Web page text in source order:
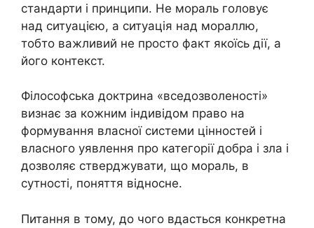
стандарти і принципи. Не мораль головує
над ситуацією, а ситуація над мораллю,
тобто важливий не просто факт якоїсь дії, а
його контекст.
Філософська доктрина «вседозволеності»
визнає за кожним індивідом право на
формування власної системи цінностей і
власного уявлення про категорії добра і зла і
дозволяє стверджувати, що мораль, в
сутності, поняття відносне.
Питання в тому, до чого вдасться конкретна